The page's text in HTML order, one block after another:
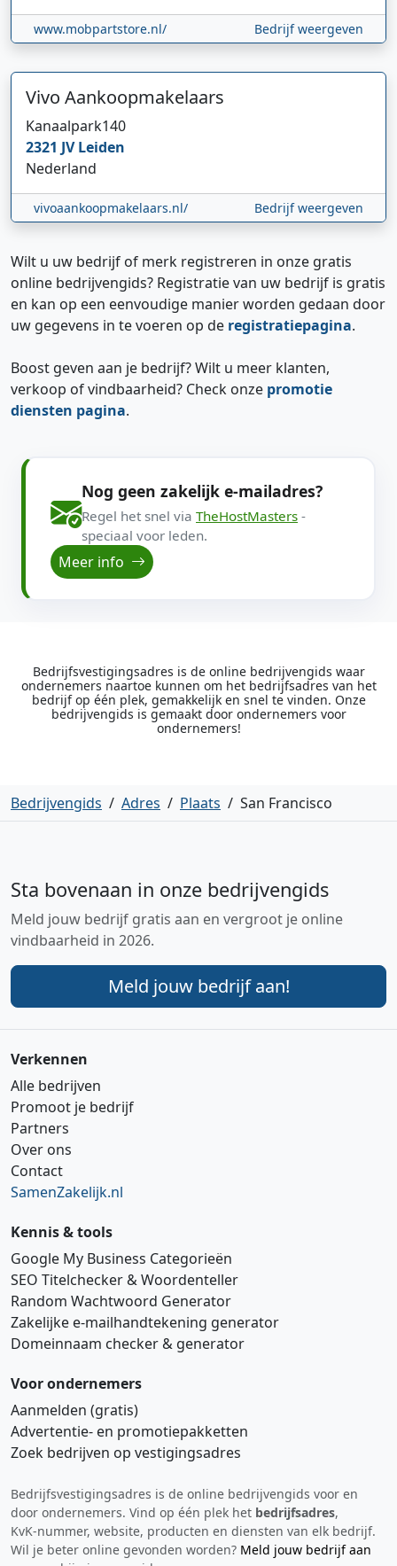
www.mobpartstore.nl/ Bedrijf weergeven
Vivo Aankoopmakelaars
Kanaalpark140
2321 JVLeiden
Nederland
vivoaankoopmakelaars.nl/ Bedrijf weergeven
Wilt u uw bedrijf of merk registreren in onze gratis
online bedrijvengids? Registratie van uw bedrijf is gratis
en kan op een eenvoudige manier worden gedaan door
uw gegevens in te voeren op de registratiepagina.
Boost geven aan je bedrijf? Wilt u meer klanten,
verkoop of vindbaarheid? Check onze promotie
diensten pagina.
Nog geen zakelijk e-mailadres?
Regel het snel via TheHostMasters -
speciaal voor leden.
Meer info
Bedrijfsvestigingsadres is de online bedrijvengids waar
ondernemers naartoe kunnen om het bedrijfsadres van het
bedrijf op één plek, gemakkelijk en snel te vinden. Onze
bedrijvengids is gemaakt door ondernemers voor
ondernemers!
Bedrijvengids / Adres / Plaats / San Francisco
Sta bovenaan in onze bedrijvengids
Meld jouw bedrijf gratis aan en vergroot je online
vindbaarheid in 2026.
Meld jouw bedrijf aan!
Verkennen
Alle bedrijven
Promoot je bedrijf
Partners
Over ons
Contact
SamenZakelijk.nl
Kennis & tools
Google My Business Categorieën
SEO Titelchecker & Woordenteller
Random Wachtwoord Generator
Zakelijke e‑mailhandtekening generator
Domeinnaam checker & generator
Voor ondernemers
Aanmelden (gratis)
Advertentie‑ en promotiepakketten
Zoek bedrijven op vestigingsadres
Bedrijfsvestigingsadres is de online bedrijvengids voor en
door ondernemers. Vind op één plek het bedrijfsadres,
KvK‑nummer, website, producten en diensten van elk bedrijf.
Wil je beter online gevonden worden? Meld jouw bedrijf aan
Hi 👋 We horen graag uw feedback!